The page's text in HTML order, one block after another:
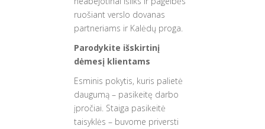
ruošiant verslo dovanas
partneriams ir Kalėdų proga.
Parodykite išskirtinį
dėmesį klientams
Esminis pokytis, kuris palietė
daugumą – pasikeitę darbo
įpročiai. Staiga pasikeitė
taisyklės – buvome priversti